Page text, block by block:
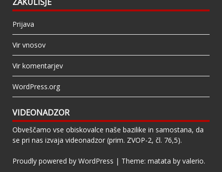
Prijava
Vir vnosov
Vir komentarjev
WordPress.org
VIDEONADZOR
Obveščamo vse obiskovalce naše bazilike in samostana, da
se pri nas izvaja videonadzor (prim. ZVOP-2, čl. 76,5).
Proudly powered by WordPress | Theme: matata by valerio.